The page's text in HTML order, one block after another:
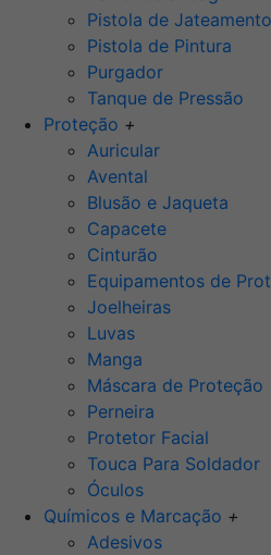
Pistola de Jateamento
Pistola de Pintura
Purgador
Tanque de Pressão
Proteção +
Auricular
Avental
Blusão e Jaqueta
Capacete
Cinturão
Equipamentos de
Joelheiras
Luvas
Manga
Máscara de Proteção
Perneira
Protetor Facial
Touca Para Soldador
Óculos
Químicos e Marcação +
Adesivos